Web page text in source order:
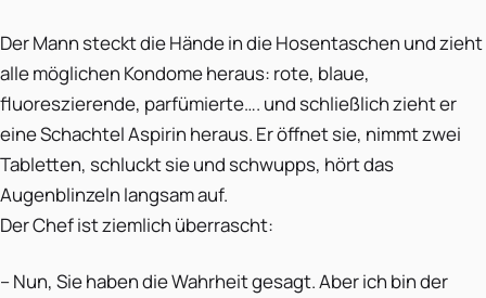
Der Mann steckt die Hände in die Hosentaschen und zieht
alle möglichen Kondome heraus: rote, blaue,
fluoreszierende, parfümierte…. und schließlich zieht er
eine Schachtel Aspirin heraus. Er öffnet sie, nimmt zwei
Tabletten, schluckt sie und schwupps, hört das
Augenblinzeln langsam auf.
Der Chef ist ziemlich überrascht:
– Nun, Sie haben die Wahrheit gesagt. Aber ich bin der